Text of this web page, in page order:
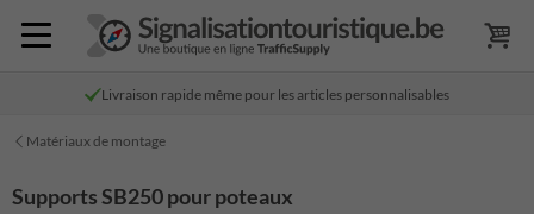
Livraison rapide même pour les articles personnalisables
Matériaux de montage
Supports SB250 pour poteaux